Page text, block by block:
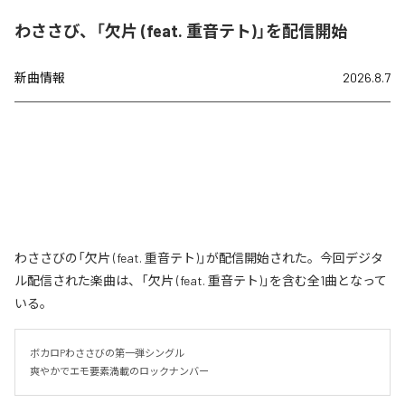
わささび、「欠片 (feat. 重音テト)」を配信開始
新曲情報 2026.8.7
わささびの「欠片 (feat. 重音テト)」が配信開始された。今回デジタ
ル配信された楽曲は、「欠片 (feat. 重音テト)」を含む全1曲となって
いる。
ボカロPわささびの第一弾シングル
爽やかでエモ要素満載のロックナンバー